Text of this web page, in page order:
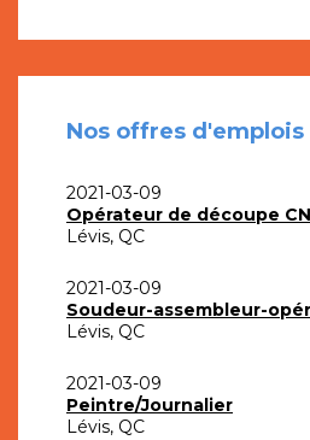
Nos offres d'emplois
2021-03-09
Opérateur de découpe
Lévis, QC
2021-03-09
Soudeur-assembleur-
Lévis, QC
2021-03-09
Peintre/Journalier
Lévis, QC